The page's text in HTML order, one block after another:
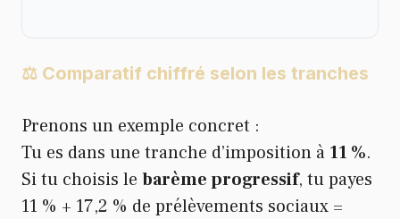
⚖️ Comparatif chiffré selon les tranches
Prenons un exemple concret :
Tu es dans une tranche d’imposition à 11 %.
Si tu choisis le barème progressif, tu payes
11 % + 17,2 % de prélèvements sociaux =